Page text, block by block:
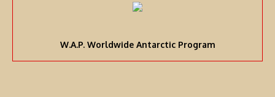
W.A.P. Worldwide Antarctic Program